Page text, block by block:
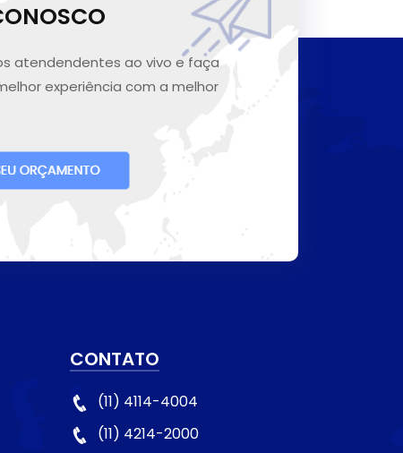
atendendentes ao vivo e faça
experiência com a melhor
CONTATO
(11) 4114-4004
(11) 4214-2000